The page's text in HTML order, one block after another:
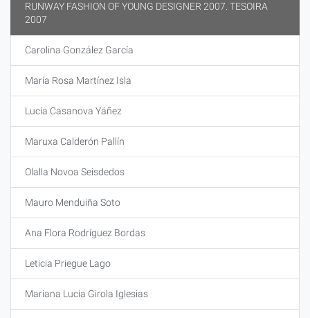
RUNWAY FASHION OF YOUNG DESIGNER 2007. TESOIRA
2007
Carolina González García
María Rosa Martínez Isla
Lucía Casanova Yáñez
Maruxa Calderón Pallín
Olalla Novoa Seisdedos
Mauro Menduiña Soto
Ana Flora Rodríguez Bordas
Leticia Priegue Lago
Mariana Lucía Girola Iglesias